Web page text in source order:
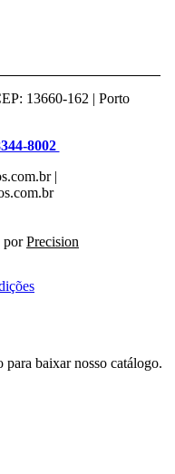
13660-162 | Porto
8002
|
porPrecision
baixar nosso catálogo.